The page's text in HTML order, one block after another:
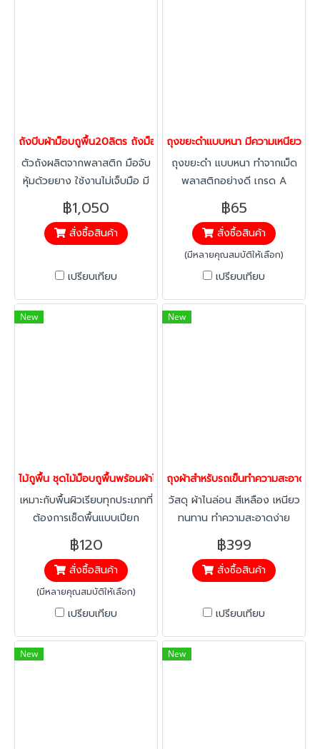
ถังบีบผ้าม็อบถูพื้น20ลิตร ถังม็อบ ถังถูพื้น ถังม็อปติดล้อ ถังทำความส
ตัวถังผลิตจากพลาสติก มือจับ
หุ้มด้วยยาง ใช้งานไม่เจ็บมือ มี
คันโยกบีบผ้าม็อปให้แห้ง ไม่ต้อง
ใช้มือบีบ
฿1,050
สั่งซื้อสินค้า
เปรียบเทียบ
ถุงขยะดำแบบหนา มีความเหนียวทน
ถุงขยะดำ แบบหนา ทำจากเม็ด
พลาสติกอย่างดี เกรด A
ปราศจากกลิ่นฉุน ถุงขยะมีความ
เหนียว ทนทาน
฿65
สั่งซื้อสินค้า
(มีหลายคุณสมบัติให้เลือก)
เปรียบเทียบ
New
ไม้ถูพื้น ชุดไม้ม็อบถูพื้นพร้อมผ้าไม่ขาดง่าย เหนียวทน ถูสะอาด ด้ามจับ
เหมาะกับพื้นผิวเรียบทุกประเภทที่
ต้องการเช็ดพื้นแบบเปียก
฿120
สั่งซื้อสินค้า
(มีหลายคุณสมบัติให้เลือก)
เปรียบเทียบ
New
ถุงผ้าสำหรับรถเข็นทำความสะอาด
วัสดุ ผ้าไนล่อน สีเหลือง เหนียว
ทนทาน ทำความสะอาดง่าย
฿399
สั่งซื้อสินค้า
เปรียบเทียบ
New New